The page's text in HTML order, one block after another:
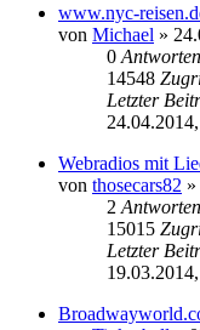
www.nyc-
von Michael »
0 Antworten
14548
Letzter
Webradios mit
von thosecars82
2 Antworten
15015
Letzter